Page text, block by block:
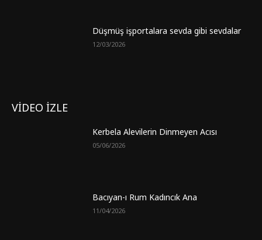
Düşmüş işportalara sevda gibi sevdalar
12/03/2026
VİDEO İZLE
Kerbela Alevilerin Dinmeyen Acısı
05/06/2026
Bacıyan-ı Rum Kadıncık Ana
11/04/2026